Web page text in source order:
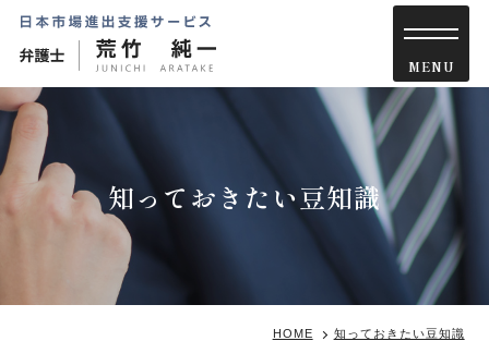
知っておきたい豆知識
HOME 知っておきたい豆知識